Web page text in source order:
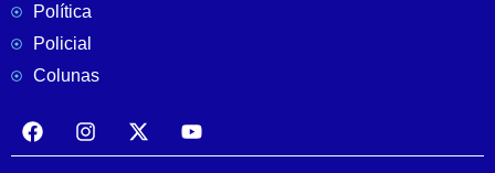
Política
Policial
Colunas